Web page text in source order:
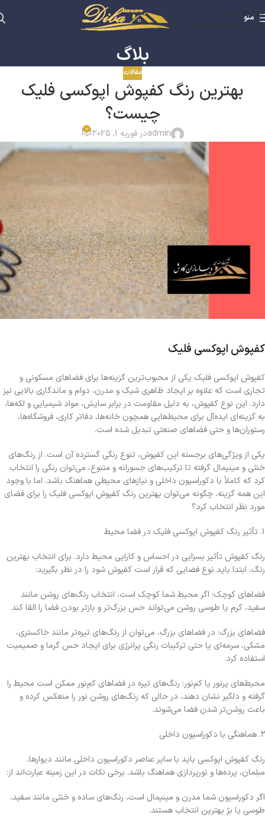
عبور به ناوبری
رفتن به محتوای اصلی
منو
بلاگ
مقالات
بهترین رنگ کفپوش اپوکسی فلیک
چیست؟
adminدر فوریه 1, 2025 0
کفپوش اپوکسی فلیک
کفپوش اپوکسی فلیک یکی از محبوب‌ترین گزینه‌ها برای فضاهای مسکونی و
تجاری است که علاوه بر ایجاد ظاهری شیک و مدرن، دوام و ماندگاری بالایی نیز
دارد. این نوع کفپوش، به دلیل مقاومت در برابر سایش، مواد شیمیایی و لکه‌ها،
به گزینه‌ای ایده‌آل برای محیط‌هایی همچون خانه‌ها، دفاتر کاری، فروشگاه‌ها،
رستوران‌ها و حتی فضاهای صنعتی تبدیل شده است.
یکی از ویژگی‌های برجسته این کفپوش، تنوع رنگی گسترده آن است. از رنگ‌های
خنثی و مینیمال گرفته تا ترکیب‌های جسورانه و متنوع، می‌توان رنگی را انتخاب
کرد که کاملاً با دکوراسیون داخلی و نیازهای محیطی هماهنگ باشد. اما با وجود
این همه گزینه، چگونه می‌توان بهترین رنگ کفپوش اپوکسی فلیک را برای فضای
مورد نظر انتخاب کرد؟
۱. تأثیر رنگ کفپوش اپوکسی فلیک در فضا محیط
رنگ کفپوش تأثیر بسزایی در احساس و کارایی محیط دارد. برای انتخاب بهترین
رنگ، ابتدا باید نوع فضایی که قرار است کفپوش شود را در نظر بگیرید:
فضاهای کوچک: اگر محیط شما کوچک است، انتخاب رنگ‌های روشن مانند
سفید، کرم یا طوسی روشن می‌تواند حس بزرگ‌تر و بازتر بودن فضا را القا کند.
فضاهای بزرگ: در فضاهای بزرگ، می‌توان از رنگ‌های تیره‌تر مانند خاکستری،
مشکی، سرمه‌ای یا حتی ترکیبات رنگی پرانرژی برای ایجاد حس گرما و صمیمیت
استفاده کرد.
محیط‌های پرنور یا کم‌نور: رنگ‌های تیره در فضاهای کم‌نور ممکن است محیط را
گرفته و دلگیر نشان دهند، در حالی که رنگ‌های روشن نور را منعکس کرده و
باعث روشن‌تر شدن فضا می‌شوند.
۲. هماهنگی با دکوراسیون داخلی
رنگ کفپوش اپوکسی باید با سایر عناصر دکوراسیون داخلی مانند دیوارها،
مبلمان، پرده‌ها و نورپردازی هماهنگ باشد. برخی نکات در این زمینه عبارت‌اند از:
اگر دکوراسیون شما مدرن و مینیمال است، رنگ‌های ساده و خنثی مانند سفید،
طوسی یا بژ بهترین انتخاب هستند.